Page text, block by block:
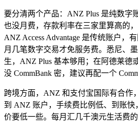
要分清两个产品：ANZ Plus 是纯数字
也没月费，存款利率在三家里算高的，
ANZ Access Advantage 是传统账户，
月几笔数字交易才免服务费。悉尼、
生，ANZ Plus 基本够用；在阿德莱德
没 CommBank 密，建议再配一个
跨境方面，ANZ 和支付宝国际有合作
到 ANZ 账户，手续费比例低、到账快
价要低一些。每月汇几千澳元生活费